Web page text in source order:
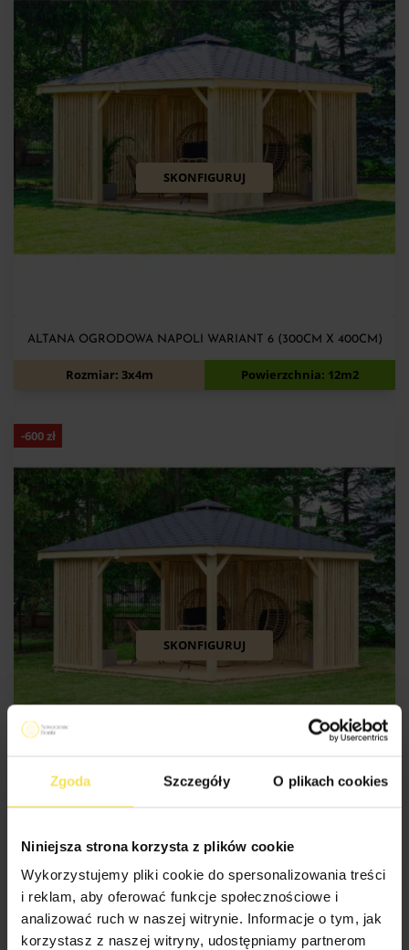
Zgoda Szczegóły O plikach cookies
Niniejsza strona korzysta z plików cookie
Wykorzystujemy pliki cookie do spersonalizowania treści
i reklam, aby oferować funkcje społecznościowe i
analizować ruch w naszej witrynie. Informacje o tym, jak
korzystasz z naszej witryny, udostępniamy partnerom
SKONFIGURUJ
ALTANA OGRODOWA NAPOLI WARIANT 6 (300CM X 400CM)
8 520zł
Rozmiar: 3x4m Powierzchnia: 12m2
-600zł
SKONFIGURUJ
ALTANA OGRODOWA NAPOLI WARIANT 1 (300CM X 500CM)
8 200zł
Rozmiar: 3x5m Powierzchnia: 15m2
- 600zł